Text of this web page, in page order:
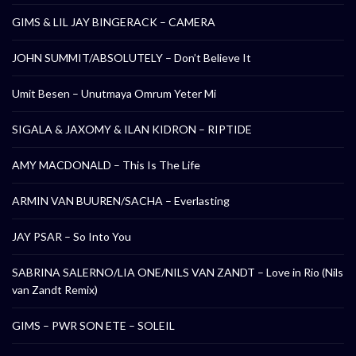
GIMS & LIL JAY BINGERACK – CAMERA
JOHN SUMMIT/ABSOLUTELY – Don’t Believe It
Umit Besen – Unutmaya Omrum Yeter Mi
SIGALA & JAXOMY & ILAN KIDRON – RIPTIDE
AMY MACDONALD – This Is The Life
ARMIN VAN BUUREN/SACHA – Everlasting
JAY PSAR – So Into You
SABRINA SALERNO/LIA ONE/NILS VAN ZANDT – Love in Rio (Nils
van Zandt Remix)
GIMS – PWR SON ETE – SOLEIL